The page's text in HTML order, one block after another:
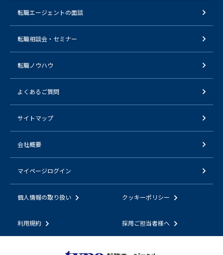
転職エージェントの面談
転職相談会・セミナー
転職ノウハウ
よくあるご質問
サイトマップ
会社概要
マイページログイン
個人情報の取り扱い クッキーポリシー
利用規約 採用ご担当者様へ